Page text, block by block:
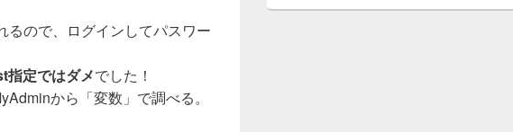
るので、ログインしてパスワー
定ではダメでした！
から「変数」で調べる。